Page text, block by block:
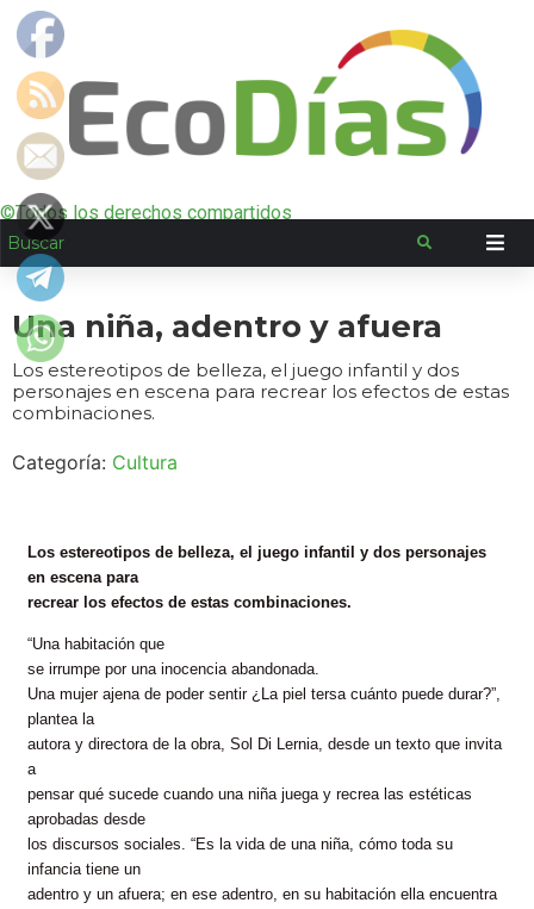
©Todos los derechos compartidos
Una niña, adentro y afuera
Los estereotipos de belleza, el juego infantil y dos
personajes en escena para recrear los efectos de estas
combinaciones.
Categoría: Cultura
Los estereotipos de belleza, el juego infantil y dos personajes
en escena para
recrear los efectos de estas combinaciones.
“Una habitación que
se irrumpe por una inocencia abandonada.
Una mujer ajena de poder sentir ¿La piel tersa cuánto puede durar?”,
plantea la
autora y directora de la obra, Sol Di Lernia, desde un texto que invita
a
pensar qué sucede cuando una niña juega y recrea las estéticas
aprobadas desde
los discursos sociales. “Es la vida de una niña, cómo toda su
infancia tiene un
adentro y un afuera; en ese adentro, en su habitación ella encuentra